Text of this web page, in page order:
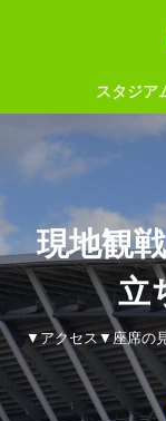
スタジア
現地観
立
▼アクセス▼座席の